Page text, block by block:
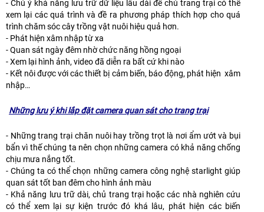
- Chú ý khả năng lưu trữ dữ liệu lâu dài để chủ trang trại có thể
xem lại các quá trình và đề ra phương pháp thích hợp cho quá
trình chăm sóc cây trồng vật nuôi hiệu quả hơn.
- Phát hiện xâm nhập từ xa
- Quan sát ngày đêm nhờ chức năng hồng ngoại
- Xem lại hình ảnh, video đã diễn ra bất cứ khi nào
- Kết nôi được với các thiết bị cảm biến, báo động, phát hiện xâm
nhập…
Những lưu ý khi lắp đặt camera quan sát cho trang trại
- Những trang trại chăn nuôi hay trồng trọt là nơi ẩm ướt và bụi
bẩn vì thế chúng ta nên chọn những camera có khả năng chống
chịu mưa nắng tốt.
- Chúng ta có thể chọn những camera công nghệ starlight giúp
quan sát tốt ban đêm cho hình ảnh màu
- Khả năng lưu trữ dài, chủ trang trại hoặc các nhà nghiên cứu
có thể xem lại sự kiện trước đó khá lâu, phát hiện các biến